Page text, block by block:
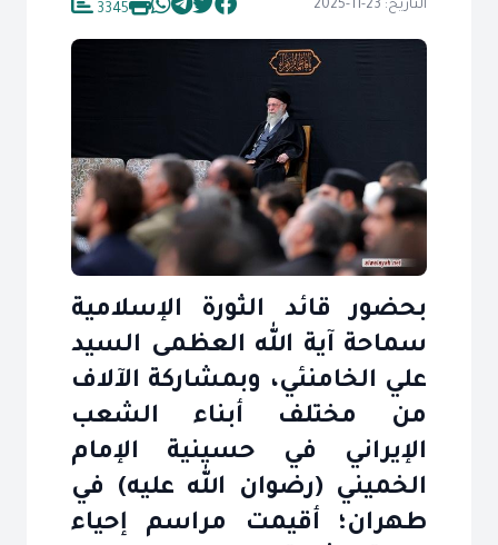
التاريخ: 23-11-2025 3345
بحضور قائد الثورة الإسلامية
سماحة آية الله العظمى السيد
علي الخامنئي، وبمشاركة الآلاف
من مختلف أبناء الشعب
الإيراني في حسينية الإمام
الخميني (رضوان الله عليه) في
طهران؛ أقيمت مراسم إحياء